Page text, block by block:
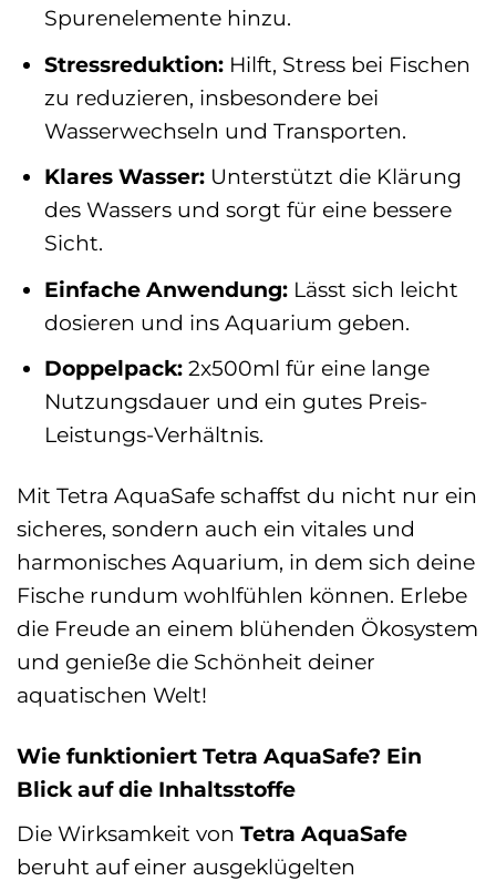
Spurenelemente hinzu.
Stressreduktion:Hilft, Stress bei Fischen
zu reduzieren, insbesondere bei
Wasserwechseln und Transporten.
Klares Wasser:Unterstützt die Klärung
des Wassers und sorgt für eine bessere
Sicht.
Einfache Anwendung:Lässt sich leicht
dosieren und ins Aquarium geben.
Doppelpack:2x500ml für eine lange
Nutzungsdauer und ein gutes Preis-
Leistungs-Verhältnis.
Mit Tetra AquaSafe schaffst du nicht nur ein
sicheres, sondern auch ein vitales und
harmonisches Aquarium, in dem sich deine
Fische rundum wohlfühlen können. Erlebe
die Freude an einem blühenden Ökosystem
und genieße die Schönheit deiner
aquatischen Welt!
Wie funktioniert Tetra AquaSafe? Ein
Blick auf die Inhaltsstoffe
Die Wirksamkeit von Tetra AquaSafe
beruht auf einer ausgeklügelten